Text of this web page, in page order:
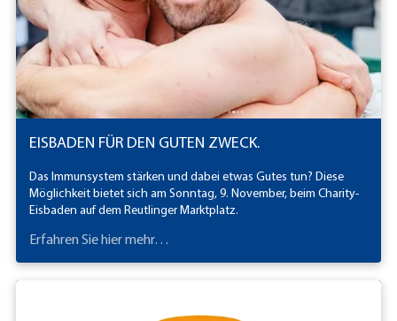
EISBADEN FÜR DEN GUTEN ZWECK.
Das Immunsystem stärken und dabei etwas Gutes tun? Diese
Möglichkeit bietet sich am Sonntag, 9. November, beim Charity-
Eisbaden auf dem Reutlinger Marktplatz.
Erfahren Sie hier mehr…